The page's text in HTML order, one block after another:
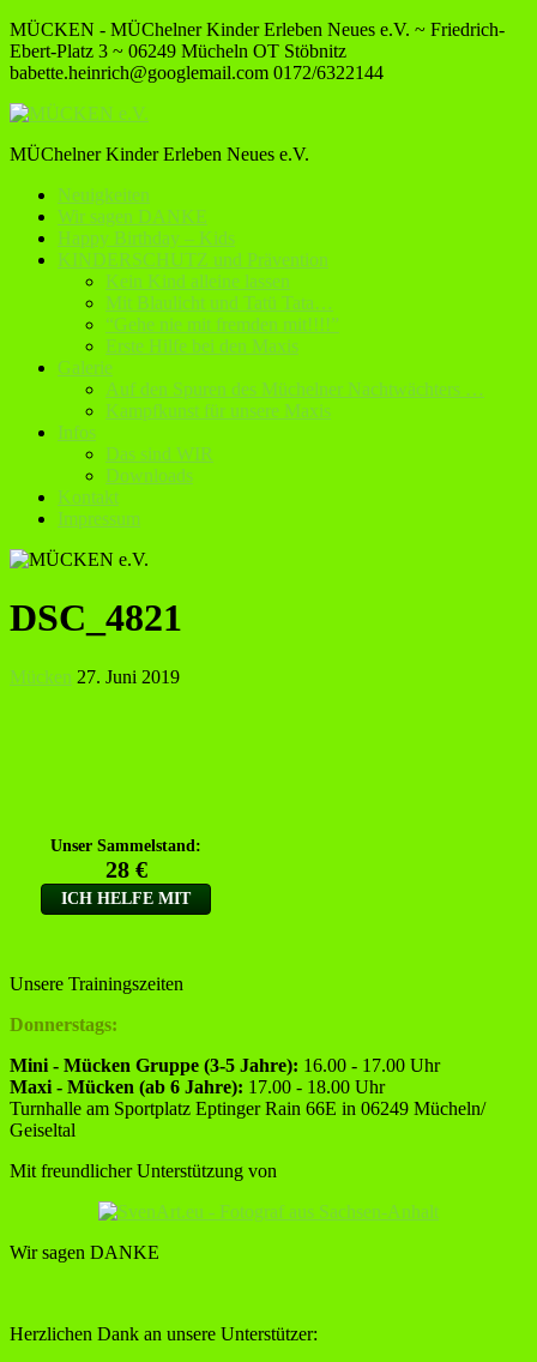
MÜCKEN - MÜChelner Kinder Erleben Neues e.V. ~ Friedrich-
Ebert-Platz 3 ~ 06249 Mücheln OT Stöbnitz
babette.heinrich@googlemail.com 0172/6322144
MÜChelner Kinder Erleben Neues e.V.
Neuigkeiten
Wir sagen DANKE
Happy Birthday – Kids
KINDERSCHUTZ und Prävention
Kein Kind alleine lassen
Mit Blaulicht und Tatü Tata…
“Gehe nie mit fremden mit!!!!”
Erste Hilfe bei den Maxis
Galerie
Auf den Spuren des Müchelner Nachtwächters …
Kampfkunst für unsere Maxis
Infos
Das sind WIR
Downloads
Kontakt
Impressum
DSC_4821
Mücken 27. Juni 2019
Unsere Trainingszeiten
Donnerstags:
Mini - Mücken Gruppe (3-5 Jahre): 16.00 - 17.00 Uhr
Maxi - Mücken (ab 6 Jahre): 17.00 - 18.00 Uhr
Turnhalle am Sportplatz Eptinger Rain 66E in 06249 Mücheln/
Geiseltal
Mit freundlicher Unterstützung von
Wir sagen DANKE
Herzlichen Dank an unsere Unterstützer: